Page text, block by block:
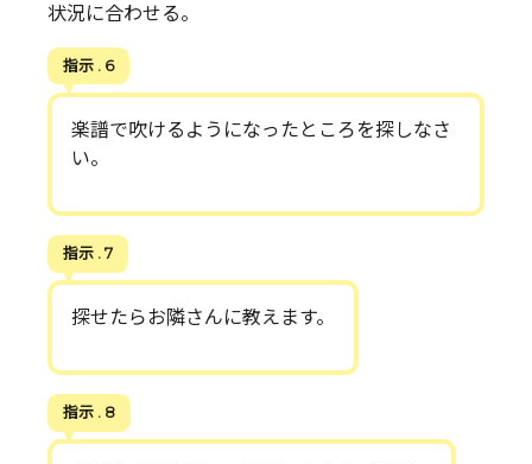
状況に合わせる。
指示 . 6
楽譜で吹けるようになったところを探しなさ
い。
指示 . 7
探せたらお隣さんに教えます。
指示 . 8